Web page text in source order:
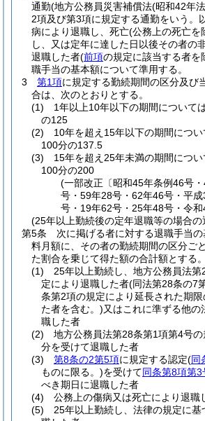
通勤(地方公務員災害補償法(昭和42年
2項及び第3項に規定する通勤をいう。
病により退職し、死亡(公務上の死亡を
し、又は定年に達した日以後その者の
退職した者(前項の規定に該当する者を
職手当の基本額について準用する。
3
第1項に規定する勤続期間の区分及び
合は、次のとおりとする。
(1)
1年以上10年以下の期間について
の125
(2)
10年を超え15年以下の期間につ
100分の137.5
(3)
15年を超え25年未満の期間につ
100分の200
(一部改正〔昭和45年条例46号
号・59年28号・62年46号・平
号・19年62号・25年48号・令
(25年以上勤続後の定年退職等の場合
第5条
次に掲げる者に対する退職手当
料月額に、その者の勤続期間の区分ご
た割合を乗じて得た額の合計額とする。
(1)
25年以上勤続し、地方公務員法第
定により退職した者(同法第28条の7
条第2項の規定により延長された期
た者を含む。)又はこれに準ずる他の
職した者
(2)
地方公務員法第28条第1項第4号
分を受けて退職した者
(3)
第8条の2第5項に規定する認定(同
ものに限る。)を受けて同条第8項第3
べき期日に退職した者
(4)
公務上の傷病又は死亡により退職
(5)
25年以上勤続し、法律の規定に基